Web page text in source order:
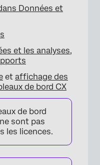
Données et
et les analyses,
et affichage des
de bord CX
de bord
sont pas
les licences.